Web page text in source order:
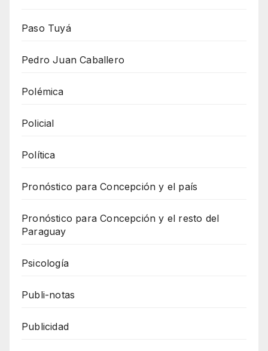
Paso Tuyá
Pedro Juan Caballero
Polémica
Policial
Política
Pronóstico para Concepción y el país
Pronóstico para Concepción y el resto del
Paraguay
Psicología
Publi-notas
Publicidad